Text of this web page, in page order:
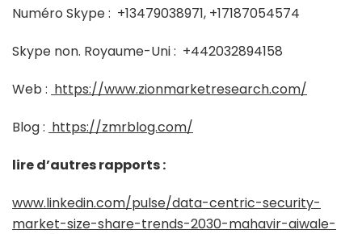
Numéro Skype : +13479038971, +17187054574
Skype non. Royaume-Uni : +442032894158
Web : https://www.zionmarketresearch.com/
Blog : https://zmrblog.com/
lire d’autres rapports :
www.linkedin.com/pulse/data-centric-security-
market-size-share-trends-2030-mahavir-aiwale-